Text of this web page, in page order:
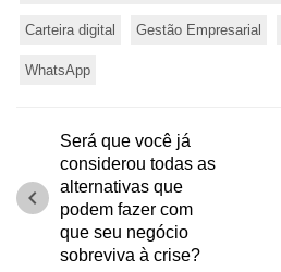
Carteira digital Gestão Empresarial
WhatsApp
Será que você já
considerou todas as
alternativas que
podem fazer com
que seu negócio
sobreviva à crise?
chevron_left